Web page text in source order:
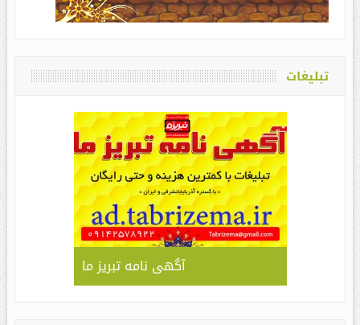
تبلیغات
آگهی نامه تبریز ما